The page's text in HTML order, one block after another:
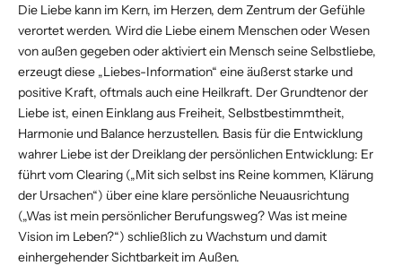
Die Liebe kann im Kern, im Herzen, dem Zentrum der Gefühle
verortet werden. Wird die Liebe einem Menschen oder Wesen
von außen gegeben oder aktiviert ein Mensch seine Selbstliebe,
erzeugt diese „Liebes-Information“ eine äußerst starke und
positive Kraft, oftmals auch eine Heilkraft. Der Grundtenor der
Liebe ist, einen Einklang aus Freiheit, Selbstbestimmtheit,
Harmonie und Balance herzustellen. Basis für die Entwicklung
wahrer Liebe ist der Dreiklang der persönlichen Entwicklung: Er
führt vom Clearing („Mit sich selbst ins Reine kommen, Klärung
der Ursachen“) über eine klare persönliche Neuausrichtung
(„Was ist mein persönlicher Berufungsweg? Was ist meine
Vision im Leben?“) schließlich zu Wachstum und damit
einhergehender Sichtbarkeit im Außen.